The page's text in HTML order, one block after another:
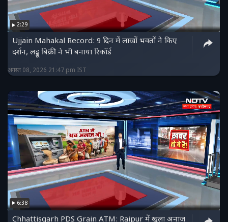
2:29
Ujjain Mahakal Record: 9 दिन में लाखों भक्तों ने किए
दर्शन, लड्डू बिक्री ने भी बनाया रिकॉर्ड
अगस्त 08, 2026 21:47 pm IST
6:38
Chhattisgarh PDS Grain ATM: Raipur में खुला अनाज